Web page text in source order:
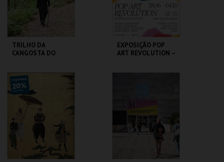
COMPRAR COMPRAR
TRILHO DA
CANGOSTA DO
LOJA DA CASA-
MUSEU CAMILO
MAIS INFO
COMPRAR
EXPOSIÇÃO POP
ART REVOLUTION –
MAIS INFO
COMPRAR